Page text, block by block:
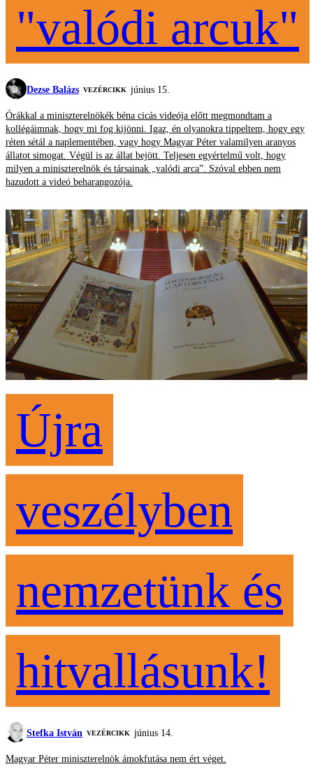
"valódi arcuk"
Dezse Balázs VEZÉRCIKK június 15.
Órákkal a miniszterelnökék béna cicás videója előtt megmondtam a
kollégáimnak, hogy mi fog kijönni. Igaz, én olyanokra tippeltem, hogy egy
réten sétál a naplementében, vagy hogy Magyar Péter valamilyen aranyos
állatot simogat. Végül is az állat bejött. Teljesen egyértelmű volt, hogy
milyen a miniszterelnök és társainak „valódi arca”. Szóval ebben nem
hazudott a videó beharangozója.
Újra
veszélyben
nemzetünk és
hitvallásunk!
Stefka István VEZÉRCIKK június 14.
Magyar Péter miniszterelnök ámokfutása nem ért véget.